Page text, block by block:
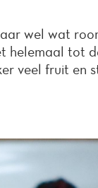
wel wat
helemaal tot
veel fruit en